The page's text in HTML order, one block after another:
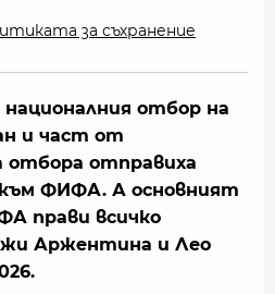
за съхранение
отбор на
и част от
отправиха
ФИФА. А основният
прави всичко
Аржентина и Лео